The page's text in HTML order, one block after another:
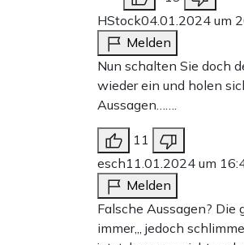
HStock04.01.2024 um
Melden
Nun schalten Sie doch
wieder ein und holen
Aussagen…….
11
esch11.01.2024 um
Melden
Falsche Aussagen? Die
immer,,, jedoch